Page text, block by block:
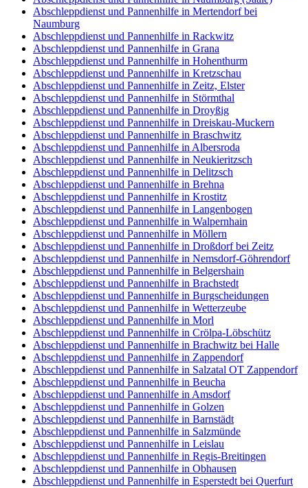
Abschleppdienst und Pannenhilfe in Mertendorf bei
Naumburg
Abschleppdienst und Pannenhilfe in Rackwitz
Abschleppdienst und Pannenhilfe in Grana
Abschleppdienst und Pannenhilfe in Hohenthurm
Abschleppdienst und Pannenhilfe in Kretzschau
Abschleppdienst und Pannenhilfe in Zeitz, Elster
Abschleppdienst und Pannenhilfe in Störmthal
Abschleppdienst und Pannenhilfe in Droyßig
Abschleppdienst und Pannenhilfe in Dreiskau-Muckern
Abschleppdienst und Pannenhilfe in Braschwitz
Abschleppdienst und Pannenhilfe in Albersroda
Abschleppdienst und Pannenhilfe in Neukieritzsch
Abschleppdienst und Pannenhilfe in Delitzsch
Abschleppdienst und Pannenhilfe in Brehna
Abschleppdienst und Pannenhilfe in Krostitz
Abschleppdienst und Pannenhilfe in Langenbogen
Abschleppdienst und Pannenhilfe in Walpernhain
Abschleppdienst und Pannenhilfe in Möllern
Abschleppdienst und Pannenhilfe in Droßdorf bei Zeitz
Abschleppdienst und Pannenhilfe in Nemsdorf-Göhrendorf
Abschleppdienst und Pannenhilfe in Belgershain
Abschleppdienst und Pannenhilfe in Brachstedt
Abschleppdienst und Pannenhilfe in Burgscheidungen
Abschleppdienst und Pannenhilfe in Wetterzeube
Abschleppdienst und Pannenhilfe in Morl
Abschleppdienst und Pannenhilfe in Crölpa-Löbschütz
Abschleppdienst und Pannenhilfe in Brachwitz bei Halle
Abschleppdienst und Pannenhilfe in Zappendorf
Abschleppdienst und Pannenhilfe in Salzatal OT Zappendorf
Abschleppdienst und Pannenhilfe in Beucha
Abschleppdienst und Pannenhilfe in Amsdorf
Abschleppdienst und Pannenhilfe in Golzen
Abschleppdienst und Pannenhilfe in Barnstädt
Abschleppdienst und Pannenhilfe in Salzmünde
Abschleppdienst und Pannenhilfe in Leislau
Abschleppdienst und Pannenhilfe in Regis-Breitingen
Abschleppdienst und Pannenhilfe in Obhausen
Abschleppdienst und Pannenhilfe in Esperstedt bei Querfurt